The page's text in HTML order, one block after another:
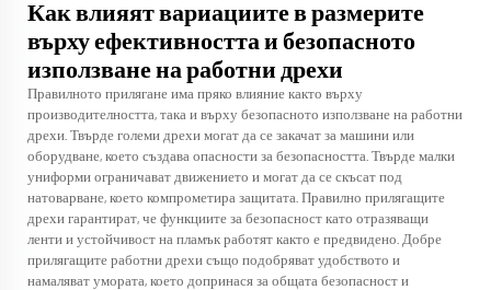
Как влияят вариациите в размерите
върху ефективността и безопасното
използване на работни дрехи
Правилното прилягане има пряко влияние както върху
производителността, така и върху безопасното използване на работни
дрехи. Твърде големи дрехи могат да се закачат за машини или
оборудване, което създава опасности за безопасността. Твърде малки
униформи ограничават движението и могат да се скъсат под
натоварване, което компрометира защитата. Правилно прилягащите
дрехи гарантират, че функциите за безопасност като отразяващи
ленти и устойчивост на пламък работят както е предвидено. Добре
прилягащите работни дрехи също подобряват удобството и
намаляват умората, което допринася за общата безопасност и